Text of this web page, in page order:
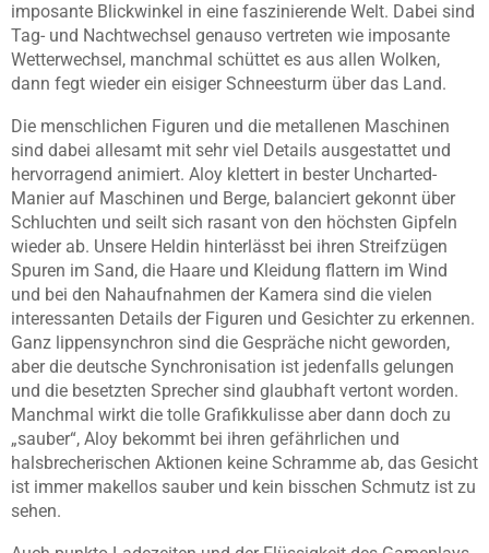
imposante Blickwinkel in eine faszinierende Welt. Dabei sind
Tag- und Nachtwechsel genauso vertreten wie imposante
Wetterwechsel, manchmal schüttet es aus allen Wolken,
dann fegt wieder ein eisiger Schneesturm über das Land.
Die menschlichen Figuren und die metallenen Maschinen
sind dabei allesamt mit sehr viel Details ausgestattet und
hervorragend animiert. Aloy klettert in bester Uncharted-
Manier auf Maschinen und Berge, balanciert gekonnt über
Schluchten und seilt sich rasant von den höchsten Gipfeln
wieder ab. Unsere Heldin hinterlässt bei ihren Streifzügen
Spuren im Sand, die Haare und Kleidung flattern im Wind
und bei den Nahaufnahmen der Kamera sind die vielen
interessanten Details der Figuren und Gesichter zu erkennen.
Ganz lippensynchron sind die Gespräche nicht geworden,
aber die deutsche Synchronisation ist jedenfalls gelungen
und die besetzten Sprecher sind glaubhaft vertont worden.
Manchmal wirkt die tolle Grafikkulisse aber dann doch zu
„sauber“, Aloy bekommt bei ihren gefährlichen und
halsbrecherischen Aktionen keine Schramme ab, das Gesicht
ist immer makellos sauber und kein bisschen Schmutz ist zu
sehen.